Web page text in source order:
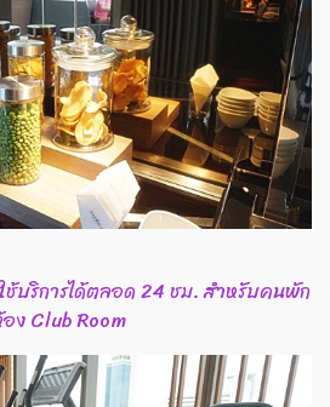
ช้บริการได้ตลอด 24 ชม. สำหรับคนพัก
ง Club Room